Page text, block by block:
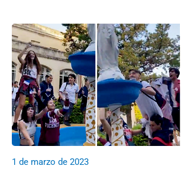
1 de marzo de 2023